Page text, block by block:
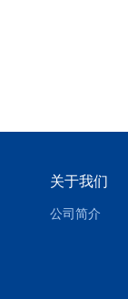
关于我们
公司简介